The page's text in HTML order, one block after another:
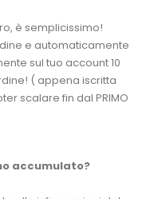
è semplicissimo!
e automaticamente
sul tuo account 10
( appena iscritta
scalare fin dal PRIMO
accumulato?